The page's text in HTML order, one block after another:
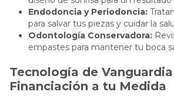
Endodoncia y Periodoncia:
para salvar tus piezas y cuidar la
Odontología Conservadora:
empastes para mantener tu boca
Tecnología de
Financiación a tu Medida